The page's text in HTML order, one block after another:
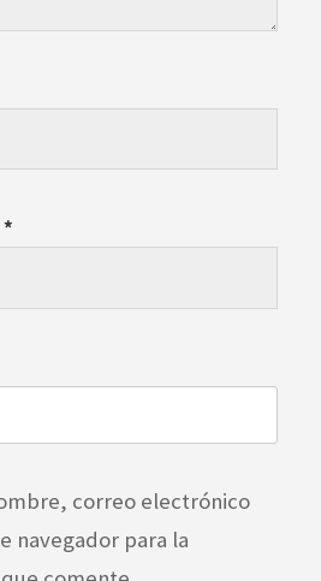
*
correo electrónico
navegador para la